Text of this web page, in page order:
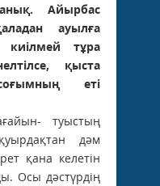
Айырбас
ауылға
киілмей тұра
қыста
еті
туыстың
дәм
қана келетін
Осы дәстүрдің